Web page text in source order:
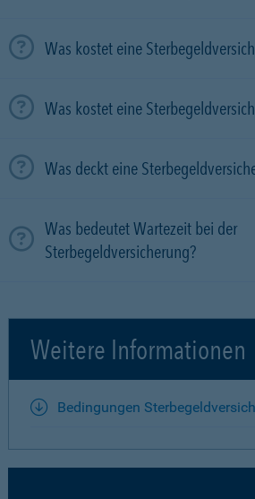
Was kostet eine
Was kostet eine
Was deckt eine
Was bedeutet Wartezeit bei der
Sterbegeldversicherung?
Weitere Informationen
Bedingungen